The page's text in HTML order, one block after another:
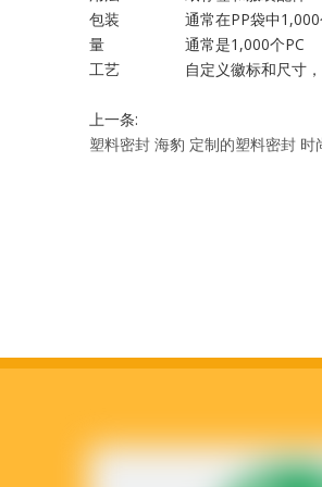
包装
通常在PP袋中1,000
量
通常是1,000个PC
工艺
自定义徽标和尺寸
上一条:
塑料密封 海豹 定制的塑料密封 时